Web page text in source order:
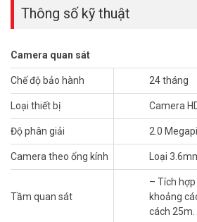
Hình ảnh sắc nét, chân thực
Với độ phân giải 2MP, camera DAHUA
A mang đến hình ảnh rõ ràng, sắc nét,
một cách chân thực nhất.
Công nghệ xử lý hình ảnh tiên tiến giúp
cả trong điều kiện thiếu sáng. Bạn có
động sẽ được ghi lại một cách chi tiết.
Thông số kỹ thuật
Camera quan sát
Chế độ bảo hành 24 tháng
Loại thiết bị Camera
Độ phân giải 2.0
Camera theo ống kính Loại
Tầm quan sát
– Tích
khoảng
cách 25m.